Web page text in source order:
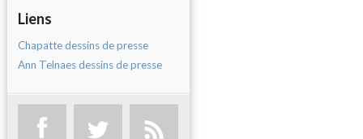
Liens
Chapatte dessins de presse
Ann Telnaes dessins de presse